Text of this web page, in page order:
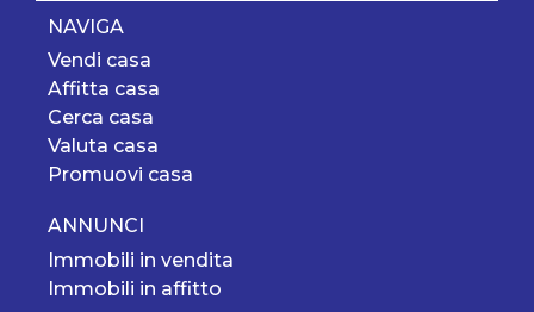
NAVIGA
Vendi casa
Affitta casa
Cerca casa
Valuta casa
Promuovi casa
ANNUNCI
Immobili in vendita
Immobili in affitto